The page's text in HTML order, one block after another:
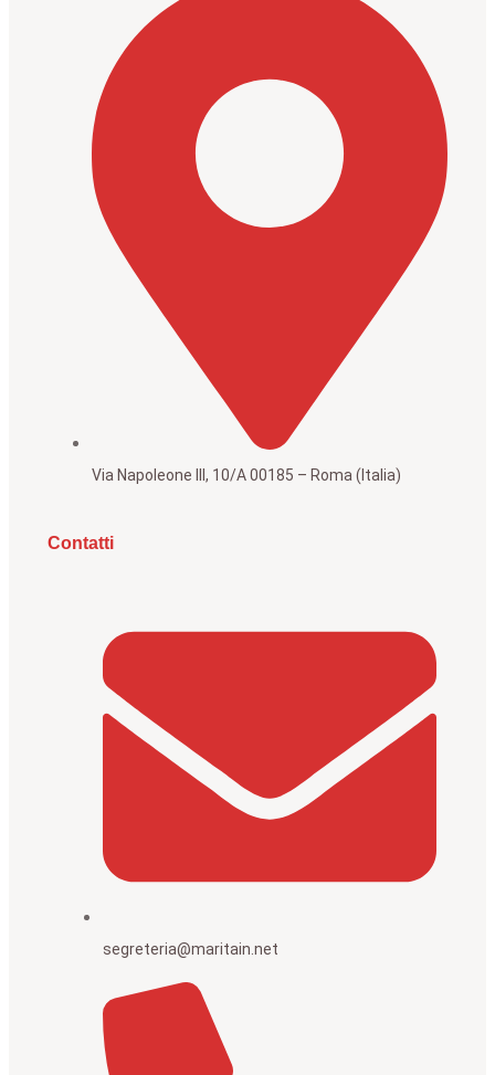
Via Napoleone III, 10/A 00185 – Roma (Italia)
Contatti
segreteria@maritain.net